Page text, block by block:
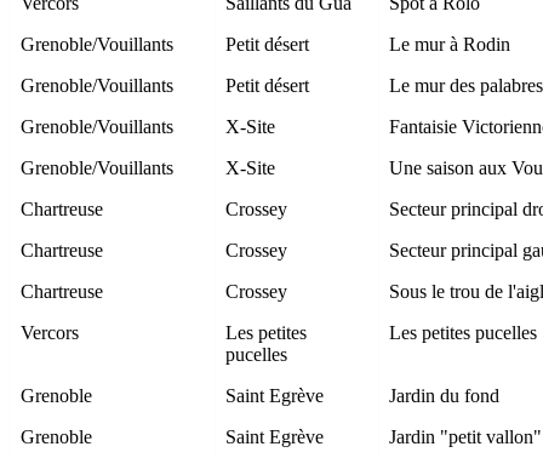
Grenoble/Vouillants
Petit désert
Le mur à Rodin
Grenoble/Vouillants
Petit désert
Le mur des palabres
Grenoble/Vouillants
X-Site
Fantaisie
Grenoble/Vouillants
X-Site
Une saison aux
Chartreuse
Crossey
Secteur principal
Chartreuse
Crossey
Secteur principal
Chartreuse
Crossey
Sous le trou de
Vercors
Les petites
pucelles
Les petites pucelles
Grenoble Saint Egrève
Jardin du fond
Grenoble
Saint Egrève
Jardin "petit vallon"